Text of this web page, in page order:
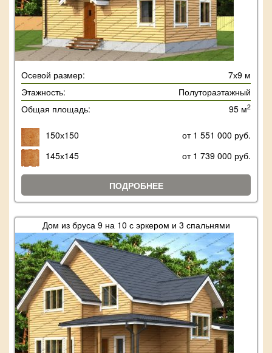
Осевой размер:
7х9 м
Этажность:
Полутораэтажный
Общая площадь:
95 м2
150х150
от 1 551 000 руб.
145х145
от 1 739 000 руб.
ПОДРОБНЕЕ
Дом из бруса 9 на 10 с эркером и 3 спальнями